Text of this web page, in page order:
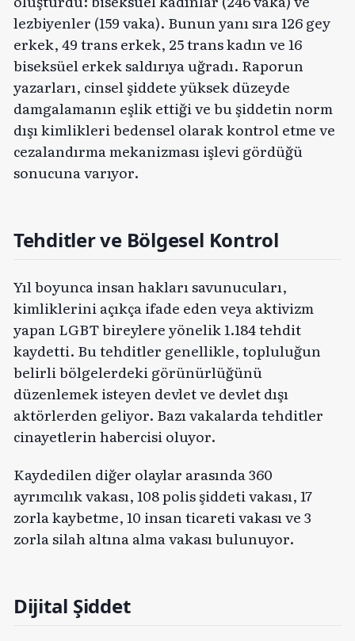
lezbiyenler (159 vaka). Bunun yanı sıra 126 gey
erkek, 49 trans erkek, 25 trans kadın ve 16
biseksüel erkek saldırıya uğradı. Raporun
yazarları, cinsel şiddete yüksek düzeyde
damgalamanın eşlik ettiği ve bu şiddetin norm
dışı kimlikleri bedensel olarak kontrol etme ve
cezalandırma mekanizması işlevi gördüğü
sonucuna varıyor.
Tehditler ve Bölgesel Kontrol
Yıl boyunca insan hakları savunucuları,
kimliklerini açıkça ifade eden veya aktivizm
yapan LGBT bireylere yönelik 1.184 tehdit
kaydetti. Bu tehditler genellikle, topluluğun
belirli bölgelerdeki görünürlüğünü
düzenlemek isteyen devlet ve devlet dışı
aktörlerden geliyor. Bazı vakalarda tehditler
cinayetlerin habercisi oluyor.
Kaydedilen diğer olaylar arasında 360
ayrımcılık vakası, 108 polis şiddeti vakası, 17
zorla kaybetme, 10 insan ticareti vakası ve 3
zorla silah altına alma vakası bulunuyor.
Dijital Şiddet